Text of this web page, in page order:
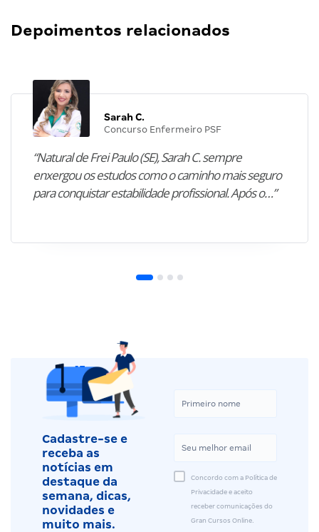
Depoimentos relacionados
Sarah C.
Concurso Enfermeiro PSF
“Natural de Frei Paulo (SE), Sarah C. sempre
enxergou os estudos como o caminho mais seguro
para conquistar estabilidade profissional. Após o…”
Cadastre-se e
receba as
notícias em
destaque da
semana, dicas,
novidades e
muito mais.
Concordo com a Política de
Privacidade e aceito
receber comunicações do
Gran Cursos Online.